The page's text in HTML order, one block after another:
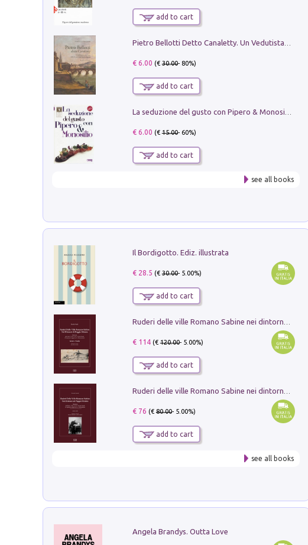
add to cart
€ 6.00 (€30.00- 80%)
add to cart
€ 6.00 (€15.00- 60%)
add to cart
see all books
Il Bordigotto. Ediz. illustrata
€ 28.5 (€30.00- 5.00%)
add to cart
€ 114(€120.00- 5.00%)
add to cart
€ 76 (€80.00- 5.00%)
add to cart
see all books
Angela Brandys. Outta Love